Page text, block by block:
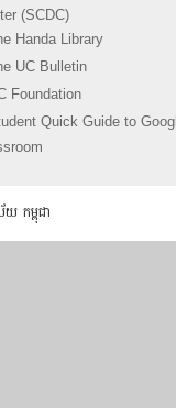
(SCDC)
Handa Library
UC Bulletin
Foundation
Quick Guide to
កម្ពុជា